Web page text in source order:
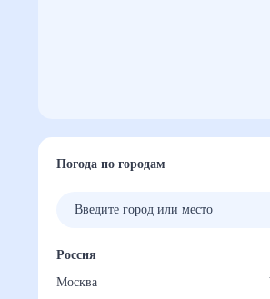
Погода по городам
Россия
Москва